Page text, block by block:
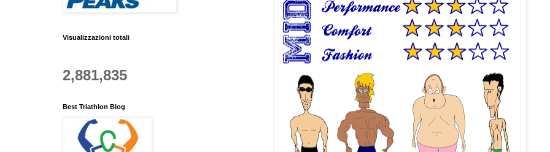
Visualizzazioni totali
2,881,835
Best Triathlon Blog